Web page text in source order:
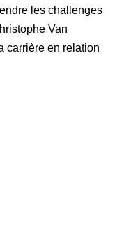
les challenges
Van
carrière en relation